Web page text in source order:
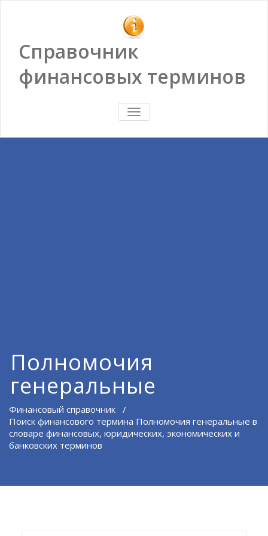
Справочник
финансовых терминов
ПОКАЗАТЬ/
СКРЫТЬ
Полномочия
генеральные
Финансовый справочник /
Поиск финансового термина Полномочия генеральные в
словаре финансовых, юридических, экономических и
банковских терминов